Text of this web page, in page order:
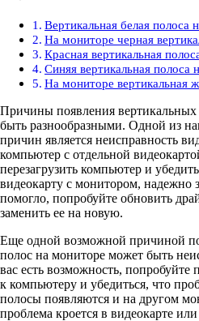
Вертикальная белая полоса
На мониторе черная
Красная вертикальная
Синяя вертикальная полоса
На мониторе вертикальная
Причины появления
быть разнообразными. Одной из
причин является неисправность
компьютер с отдельной
перезагрузить компьютер и
видеокарту с монитором, надежно
помогло, попробуйте обновить
заменить ее на новую.
Еще одной возможной причиной
полос на мониторе может быть
вас есть возможность,
к компьютеру и убедиться, что
полосы появляются и на другом
проблема кроется в видеокарте